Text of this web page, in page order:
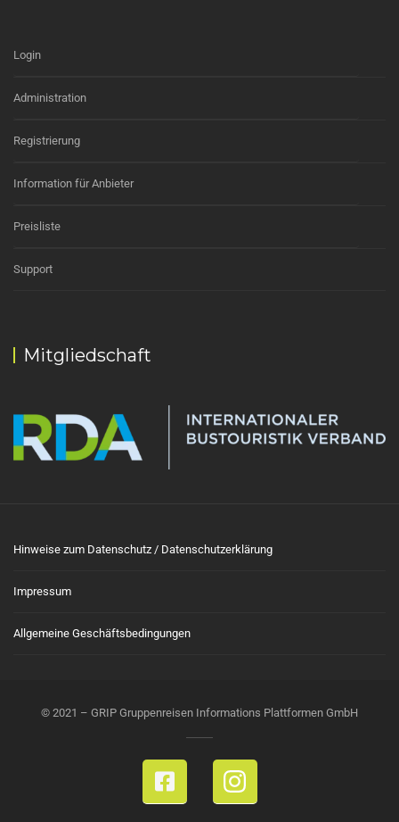
Login
Administration
Registrierung
Information für Anbieter
Preisliste
Support
Mitgliedschaft
Hinweise zum Datenschutz / Datenschutzerklärung
Impressum
Allgemeine Geschäftsbedingungen
© 2021 – GRIP Gruppenreisen Informations Plattformen GmbH